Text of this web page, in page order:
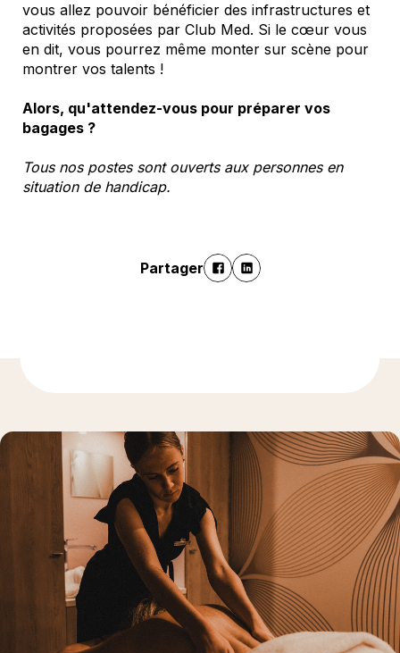
vous allez pouvoir bénéficier des infrastructures et
activités proposées par Club Med. Si le cœur vous
en dit, vous pourrez même monter sur scène pour
montrer vos talents !
Alors, qu'attendez-vous pour préparer vos
bagages ?
Tous nos postes sont ouverts aux personnes en
situation de handicap.
Partager